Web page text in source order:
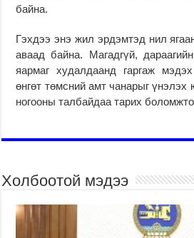
байна.
Гэхдээ энэ жил эрдэмтэд нил
аваад байна. Магадгүй,
яармаг худалдаанд гаргаж
өнгөт төмсний амт чанарыг үнэлэх
ногооны талбайдаа тарих
Холбоотой мэдээ